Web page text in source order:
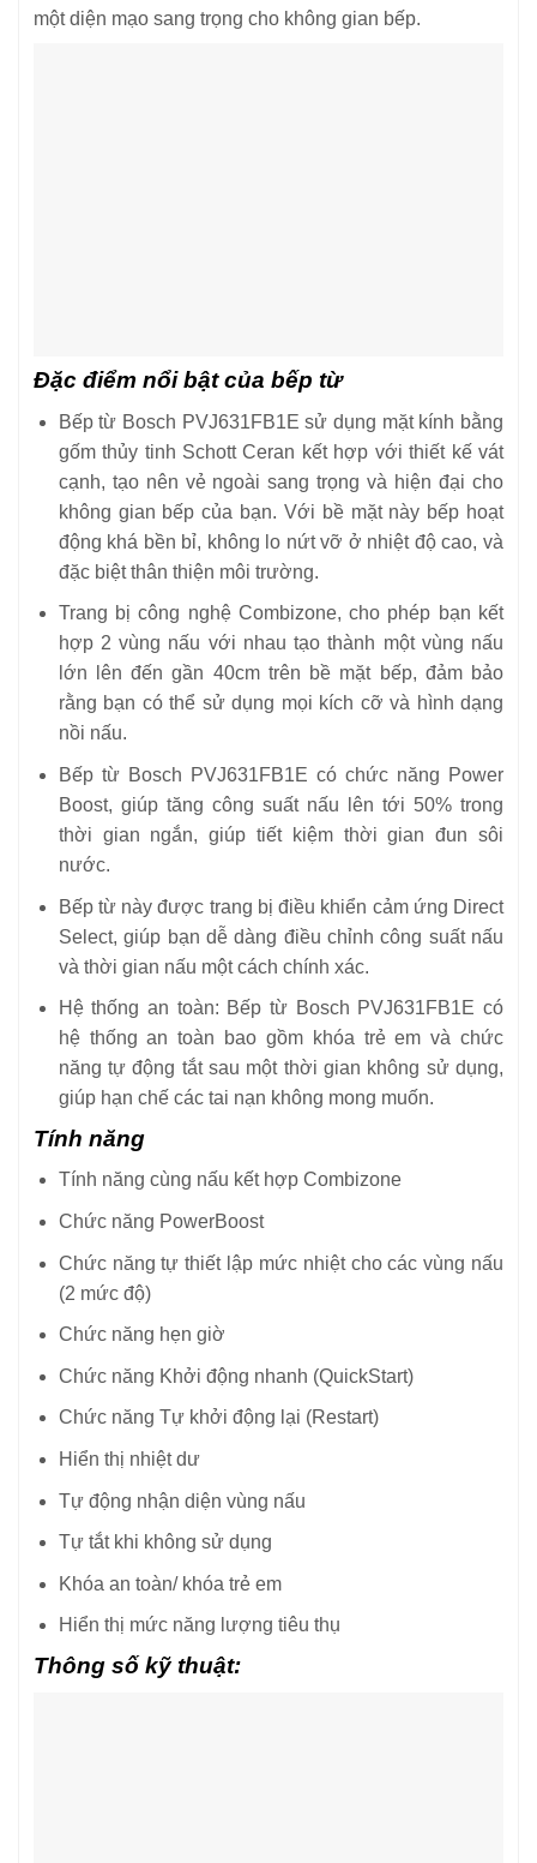
một diện mạo sang trọng cho không gian bếp.
Đặc điểm nổi bật của bếp từ
Bếp từ Bosch PVJ631FB1E sử dụng mặt kính bằng
gốm thủy tinh Schott Ceran kết hợp với thiết kế vát
cạnh, tạo nên vẻ ngoài sang trọng và hiện đại cho
không gian bếp của bạn. Với bề mặt này bếp hoạt
động khá bền bỉ, không lo nứt vỡ ở nhiệt độ cao, và
đặc biệt thân thiện môi trường.
Trang bị công nghệ Combizone, cho phép bạn kết
hợp 2 vùng nấu với nhau tạo thành một vùng nấu
lớn lên đến gần 40cm trên bề mặt bếp, đảm bảo
rằng bạn có thể sử dụng mọi kích cỡ và hình dạng
nồi nấu.
Bếp từ Bosch PVJ631FB1E có chức năng Power
Boost, giúp tăng công suất nấu lên tới 50% trong
thời gian ngắn, giúp tiết kiệm thời gian đun sôi
nước.
Bếp từ này được trang bị điều khiển cảm ứng Direct
Select, giúp bạn dễ dàng điều chỉnh công suất nấu
và thời gian nấu một cách chính xác.
Hệ thống an toàn: Bếp từ Bosch PVJ631FB1E có
hệ thống an toàn bao gồm khóa trẻ em và chức
năng tự động tắt sau một thời gian không sử dụng,
giúp hạn chế các tai nạn không mong muốn.
Tính năng
Tính năng cùng nấu kết hợp Combizone
Chức năng PowerBoost
Chức năng tự thiết lập mức nhiệt cho các vùng nấu
(2 mức độ)
Chức năng hẹn giờ
Chức năng Khởi động nhanh (QuickStart)
Chức năng Tự khởi động lại (Restart)
Hiển thị nhiệt dư
Tự động nhận diện vùng nấu
Tự tắt khi không sử dụng
Khóa an toàn/ khóa trẻ em
Hiển thị mức năng lượng tiêu thụ
Thông số kỹ thuật: